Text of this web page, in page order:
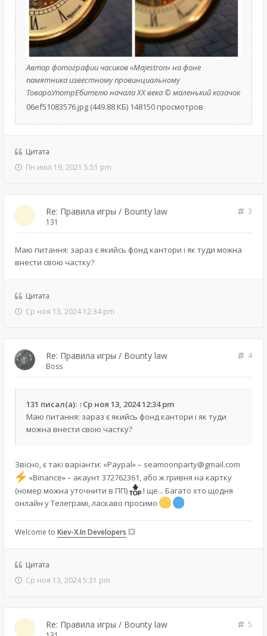
Автор фотографии часиков «Majestron» на фоне
памятника известному провинциальному
ТовароУпотрЕбителю начала XX века © маленький козачок
06ef51083576.jpg (449.88 КБ) 148150 просмотров
Цитата
Пн июл 19, 2021 5:51 pm
Re: Правила игры / Bounty law
3
131
Маю питання: зараз є якийсь фонд кантори і як туди можна
внести свою частку?
Цитата
Ср ноя 13, 2024 12:34 pm
Re: Правила игры / Bounty law
4
Boss
131 писал(а): ↑Ср ноя 13, 2024 12:34 pm
Маю питання: зараз є якийсь фонд кантори і як туди
можна внести свою частку?
Звісно, є такі варіанти: «Paypal» – seamoonparty@gmail.com
«Binance» – акаунт 372762361, або ж гривня на картку
(номер можна уточнити в ПП)
І ще... Багато хто щодня
онлайн у Телеграмі, ласкаво просимо
Welcome to Kiev-X.In Developers 💥
Цитата
Ср ноя 13, 2024 5:31 pm
Re: Правила игры / Bounty law
5